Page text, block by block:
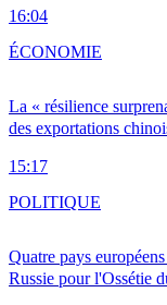
16:04
La « résilience
des exportations
15:17
ÉCONOMIE
Quatre pays
Russie pour l'Ossétie
POLITIQUE